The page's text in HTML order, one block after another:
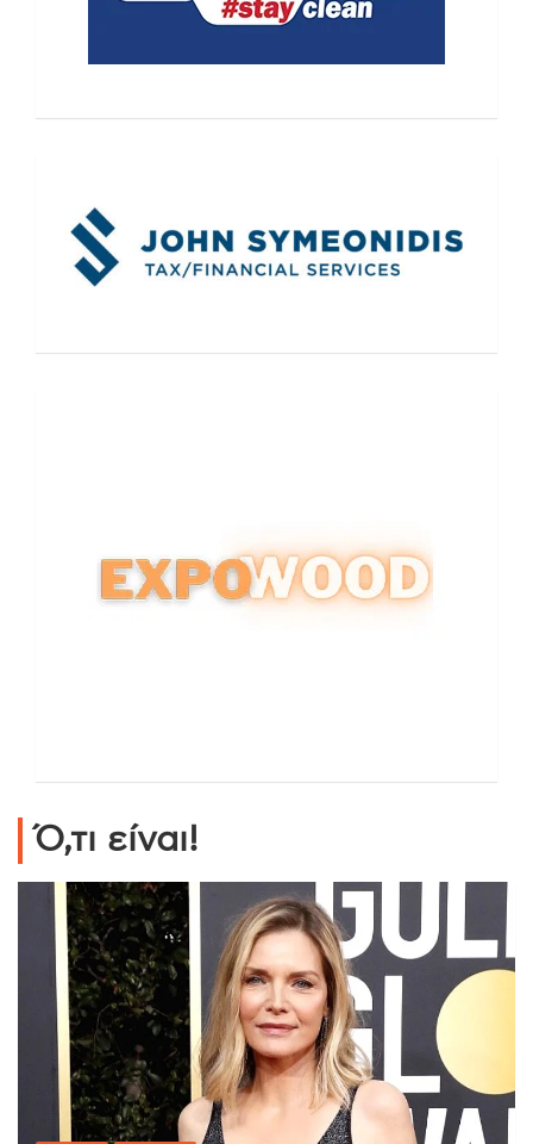
Ό,τι είναι!